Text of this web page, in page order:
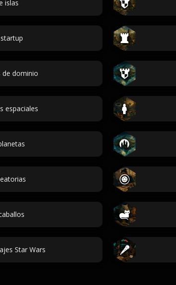
islas
de dominio
espaciales
Star Wars